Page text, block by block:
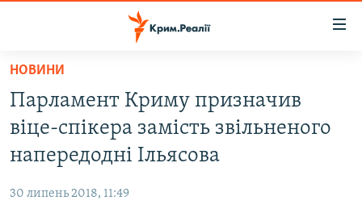
Перейти
основного
матеріалу
до
основної
ВОДА.КРИМ
ВІДЕО ТА ФОТО
БЛОГИ
НОВИНИ
Парламент Криму призначив
віце-спікера замість звільненого
напередодні Ільясова
30 липень 2018, 11:49